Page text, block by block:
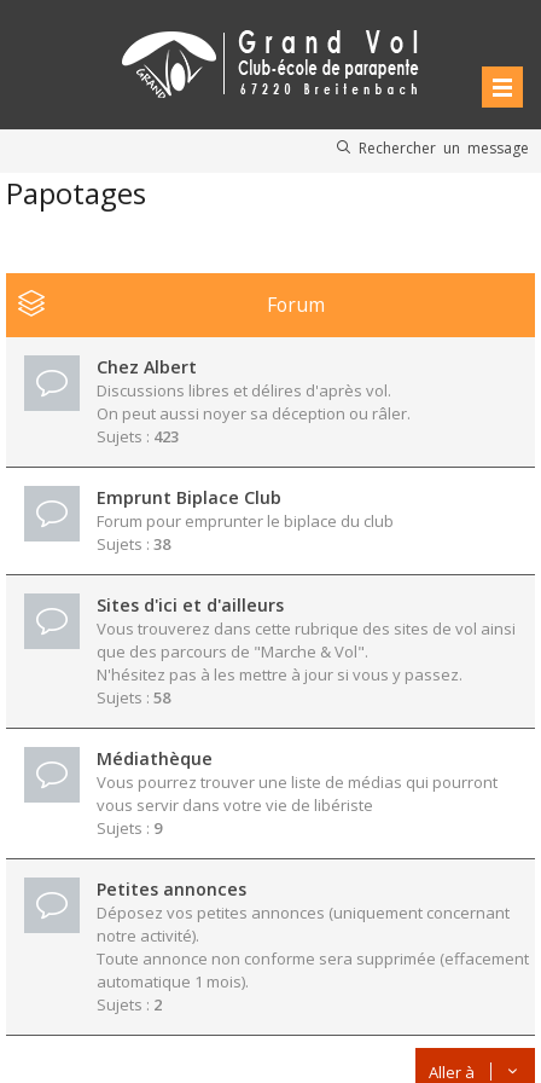
Rechercher un message
Papotages
Forum
Chez Albert
Discussions libres et délires d'après vol.
On peut aussi noyer sa déception ou râler.
Sujets : 423
Emprunt Biplace Club
Forum pour emprunter le biplace du club
Sujets : 38
Sites d'ici et d'ailleurs
Vous trouverez dans cette rubrique des sites de vol ainsi
que des parcours de "Marche & Vol".
N'hésitez pas à les mettre à jour si vous y passez.
Sujets : 58
Médiathèque
Vous pourrez trouver une liste de médias qui pourront
vous servir dans votre vie de libériste
Sujets : 9
Petites annonces
Déposez vos petites annonces (uniquement concernant
notre activité).
Toute annonce non conforme sera supprimée (effacement
automatique 1 mois).
Sujets : 2
Aller à